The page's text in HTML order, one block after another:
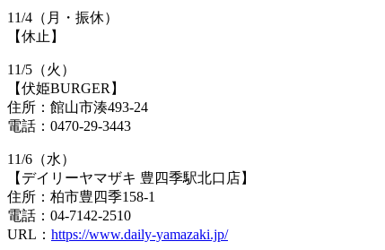
11/4（月・振休）
【休止】
11/5（火）
【伏姫BURGER】
住所：館山市湊493-24
電話：0470-29-3443
11/6（水）
【デイリーヤマザキ 豊四季駅北口店】
住所：柏市豊四季158-1
電話：04-7142-2510
URL： https://www.daily-yamazaki.jp/